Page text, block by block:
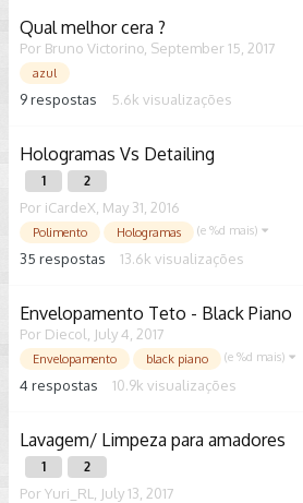
Qual melhor cera ?
Por Bruno Victorino September 15, 2017
azul
9respostas 5.6k visualizações
Hologramas Vs Detailing
1 2
Por iCardeX May 31, 2016
Polimento Hologramas (e %d mais)
35 respostas 13.6k visualizações
Envelopamento Teto - Black Piano
Por Diecol July 4, 2017
Envelopamento black piano (e %d mais)
4 respostas 10.9k visualizações
Lavagem/ Limpeza para amadores
1 2
Por Yuri_RL July 13, 2017